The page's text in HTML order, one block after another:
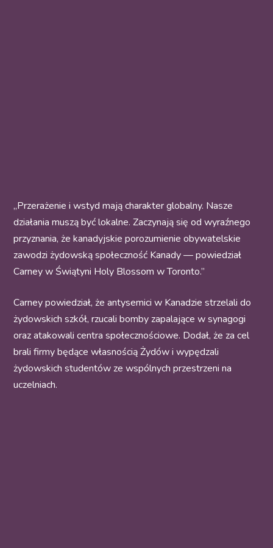
„Przerażenie i wstyd mają charakter globalny. Nasze
działania muszą być lokalne. Zaczynają się od wyraźnego
przyznania, że kanadyjskie porozumienie obywatelskie
zawodzi żydowską społeczność Kanady — powiedział
Carney w Świątyni Holy Blossom w Toronto.”
Carney powiedział, że antysemici w Kanadzie strzelali do
żydowskich szkół, rzucali bomby zapalające w synagogi
oraz atakowali centra społecznościowe. Dodał, że za cel
brali firmy będące własnością Żydów i wypędzali
żydowskich studentów ze wspólnych przestrzeni na
uczelniach.